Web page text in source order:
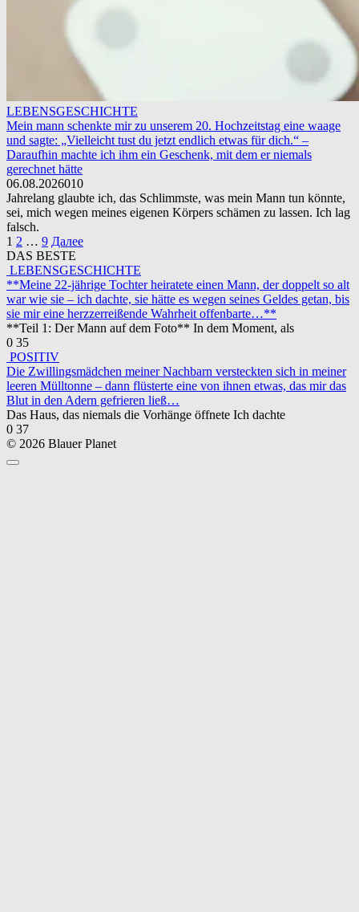
LEBENSGESCHICHTE
Mein mann schenkte mir zu unserem 20. Hochzeitstag eine waage
und sagte: „Vielleicht tust du jetzt endlich etwas für dich.“ –
Daraufhin machte ich ihm ein Geschenk, mit dem er niemals
gerechnet hätte
06.08.2026010
Jahrelang glaubte ich, das Schlimmste, was mein Mann tun könnte,
sei, mich wegen meines eigenen Körpers schämen zu lassen. Ich lag
falsch.
Пагинация
записей
1 2 … 9 Далее
DAS BESTE
LEBENSGESCHICHTE
**Meine 22-jährige Tochter heiratete einen Mann, der doppelt so alt
war wie sie – ich dachte, sie hätte es wegen seines Geldes getan, bis
sie mir eine herzzerreißende Wahrheit offenbarte…**
**Teil 1: Der Mann auf dem Foto** In dem Moment, als
0 35
POSITIV
Die Zwillingsmädchen meiner Nachbarn versteckten sich in meiner
leeren Mülltonne – dann flüsterte eine von ihnen etwas, das mir das
Blut in den Adern gefrieren ließ…
Das Haus, das niemals die Vorhänge öffnete Ich dachte
0 37
© 2026 Blauer Planet